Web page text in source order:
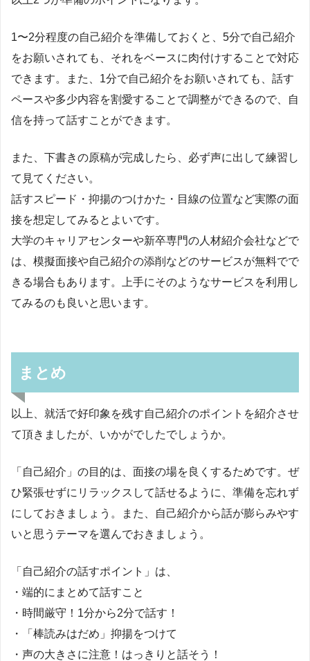
1〜2分程度の自己紹介を準備しておくと、5分で自己紹介
をお願いされても、それをベースに肉付けすることで対応
できます。また、1分で自己紹介をお願いされても、話す
ペースや多少内容を割愛することで調整ができるので、自
信を持って話すことができます。
また、下書きの原稿が完成したら、必ず声に出して練習し
て見てください。
話すスピード・抑揚のつけかた・目線の位置など実際の面
接を想定してみるとよいです。
大学のキャリアセンターや新卒専門の人材紹介会社などで
は、模擬面接や自己紹介の添削などのサービスが無料でで
きる場合もあります。上手にそのようなサービスを利用し
てみるのも良いと思います。
まとめ
以上、就活で好印象を残す自己紹介のポイントを紹介させ
て頂きましたが、いかがでしたでしょうか。
「自己紹介」の目的は、面接の場を良くするためです。ぜ
ひ緊張せずにリラックスして話せるように、準備を忘れず
にしておきましょう。また、自己紹介から話が膨らみやす
いと思うテーマを選んでおきましょう。
「自己紹介の話すポイント」は、
・端的にまとめて話すこと
・時間厳守！1分から2分で話す！
・「棒読みはだめ」抑揚をつけて
・声の大きさに注意！はっきりと話そう！